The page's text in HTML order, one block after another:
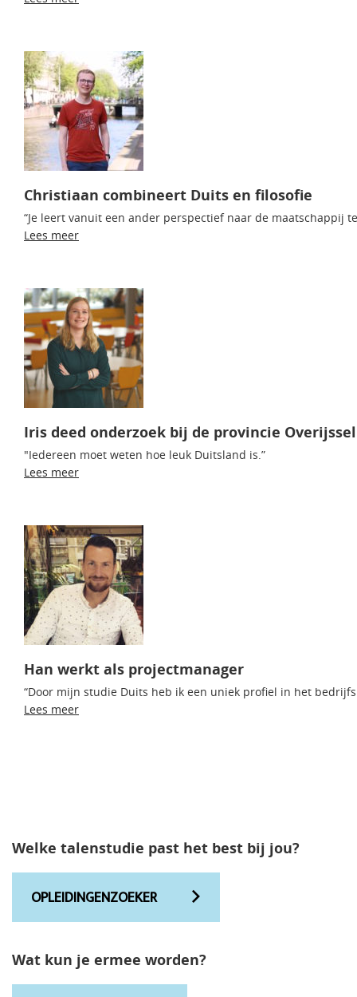
Welke talenstudie past het best bij jou?
OPLEIDINGENZOEKER
Wat kun je ermee worden?
Christiaan combineert Duits en filosofie
“Je leert vanuit een ander perspectief naar de maatschappij
Lees meer
Iris deed onderzoek bij de provincie Overijssel
"Iedereen moet weten hoe leuk Duitsland is.”
Lees meer
Han werkt als projectmanager
“Door mijn studie Duits heb ik een uniek profiel in het
Lees meer